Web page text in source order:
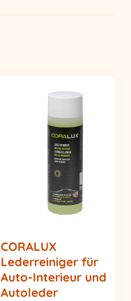
CORALUX
Lederreiniger für
Auto-Interieur und
Autoleder